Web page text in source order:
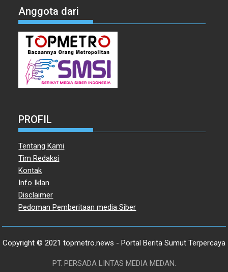
Anggota dari
PROFIL
Tentang Kami
Tim Redaksi
Kontak
Info Iklan
Disclaimer
Pedoman Pemberitaan media Siber
Copyright © 2021 topmetro.news - Portal Berita Sumut Terpercaya
PT. PERSADA LINTAS MEDIA MEDAN.